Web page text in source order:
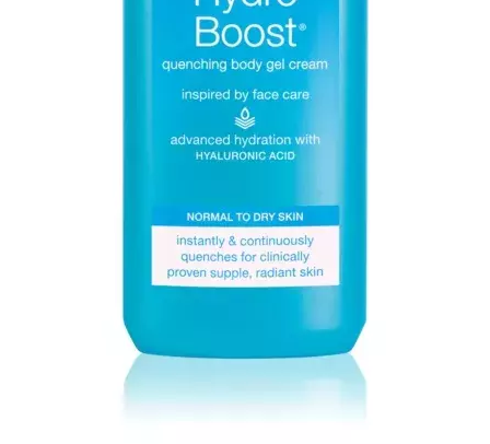
NEWSLETTER
podmínkami společnosti BurdaMedia Extra s.r.o.
potvrzujete, že jste se seznámili seZásadami
ochrany soukromí- BurdaMedia Extra s.r.o. bude s
Vašimi údaji pracovat zejména k organizaci a
Chcete navíc dostávat i další zajímavé a exkluzivní
informace od našich partnerů? Pokud souhlasíte se
zpracováním údajů k tomuto účelu podle
Zásad ochrany